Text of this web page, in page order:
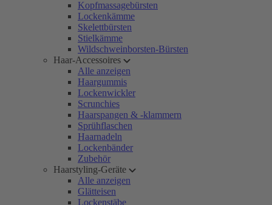
Kopfmassagebürsten
Lockenkämme
Skelettbürsten
Stielkämme
Wildschweinborsten-Bürsten
Haar-Accessoires
Alle anzeigen
Haargummis
Lockenwickler
Scrunchies
Haarspangen & -klammern
Sprühflaschen
Haarnadeln
Lockenbänder
Zubehör
Haarstyling-Geräte
Alle anzeigen
Glätteisen
Lockenstäbe